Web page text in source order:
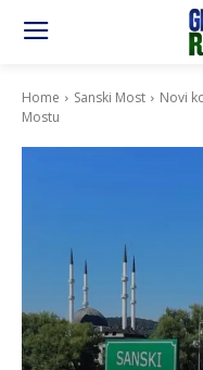
Home Sanski Most
Novi
Mostu